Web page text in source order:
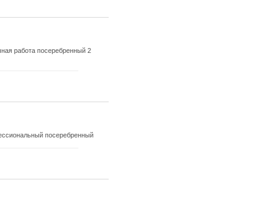
работа посеребренный 2
посеребренный